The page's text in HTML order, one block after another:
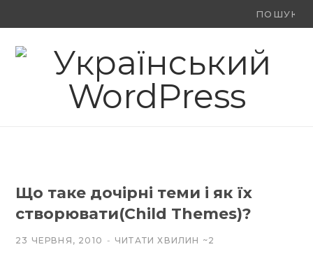
Ви
F
o
X
(
t
Y
o
e
Що таке дочірні теми і як їх
створювати(Child Themes)?
23 ЧЕРВНЯ, 2010 ЧИТАТИ ХВИЛИН ~2